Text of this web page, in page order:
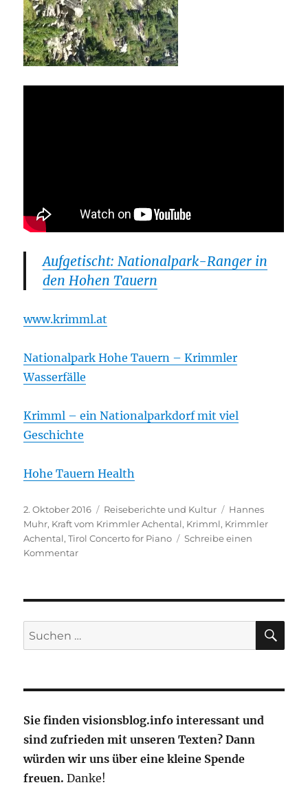
Aufgetischt: Nationalpark-Ranger in
den Hohen Tauern
www.krimml.at
Nationalpark Hohe Tauern – Krimmler
Wasserfälle
Krimml – ein Nationalparkdorf mit viel
Geschichte
Hohe Tauern Health
Veröffentlicht
am
2. Oktober 2016 Kategorien
Reiseberichte und Kultur Schlagwörter
Hannes
Muhr, Kraft vom Krimmler Achental, Krimml, Krimmler
Achental,Tirol Concerto for Piano
Schreibe einen
Kommentarzu
Suche
nach:
Sie finden visionsblog.info interessant und
sind zufrieden mit unseren Texten? Dann
würden wir uns über eine kleine Spende
freuen. Danke!